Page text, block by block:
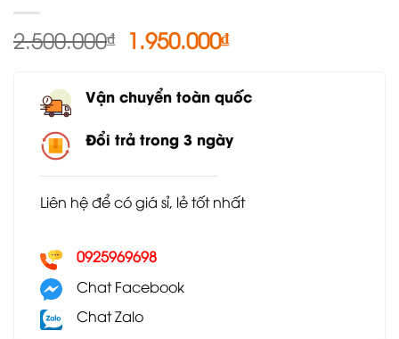
2.500.000₫ Giá
gốc
2.500.000₫.
1.950.000₫Giá
là:
Vận chuyển toàn quốc
Đổi trả trong 3 ngày
Liên hệ để có giá sỉ, lẻ tốt nhất
0925969698
Chat Facebook
Chat Zalo